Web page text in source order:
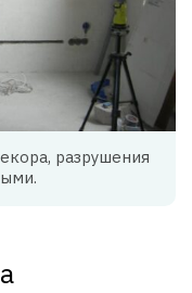
разрушения